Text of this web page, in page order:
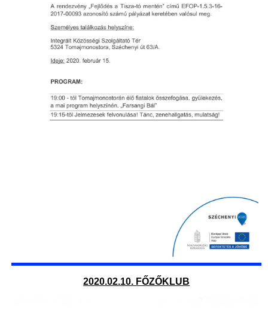
2020.02.10. FŐZŐKLUB